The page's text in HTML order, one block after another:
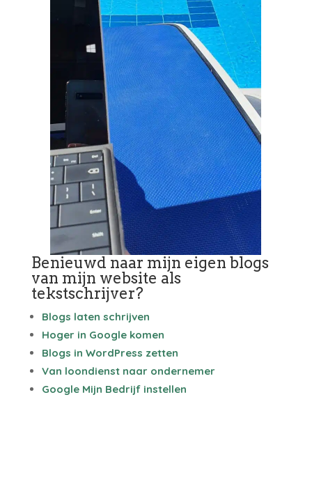
Benieuwd naar mijn eigen blogs
van mijn website als
tekstschrijver?
Blogs laten schrijven
Hoger in Google komen
Blogs in WordPress zetten
Van loondienst naar ondernemer
Google Mijn Bedrijf instellen